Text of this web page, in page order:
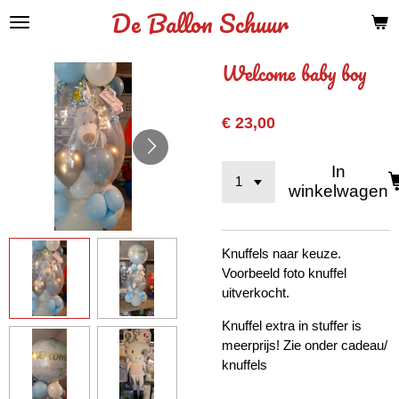
Ga
hoofdinhoud
De Ballon Schuur
Welcome baby boy
€ 23,00
In
winkelwagen
Knuffels naar keuze.
Voorbeeld foto knuffel
uitverkocht.
Knuffel extra in stuffer is
meerprijs! Zie onder cadeau/
knuffels